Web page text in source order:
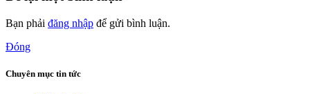
Bạn phải đăng nhập để gửi bình luận.
Đóng
Chuyên mục tin tức